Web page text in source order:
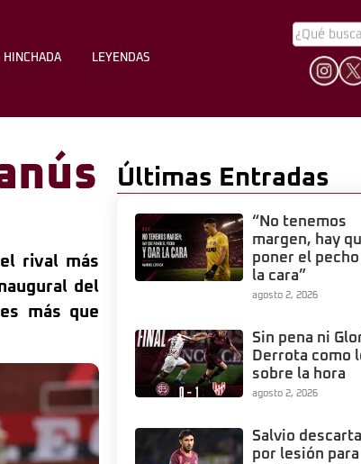
CLUB STAFF HINCHADA
HINCHADA LEYENDAS
rival más
del
más que
Últimas Entradas
“No tenemos
margen, hay
poner el
la cara”
agosto 2, 2026
Sin pena ni
Derrota como
sobre la hora
agosto 2, 2026
Salvio
por lesión para